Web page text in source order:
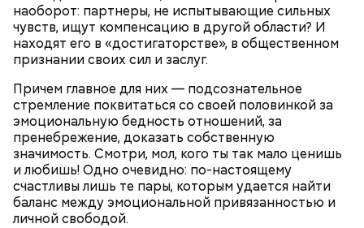
наоборот: партнеры, не испытывающие сильных
чувств, ищут компенсацию в другой области? И
находят его в «достигаторстве», в общественном
признании своих сил и заслуг.
Причем главное для них — подсознательное
стремление поквитаться со своей половинкой за
эмоциональную бедность отношений, за
пренебрежение, доказать собственную
значимость. Смотри, мол, кого ты так мало ценишь
и любишь! Одно очевидно: по-настоящему
счастливы лишь те пары, которым удается найти
баланс между эмоциональной привязанностью и
личной свободой.
День малины со сливками
беременным, кормящим женщинам;
людям с ослабленной иммунной системой;
пожилым;
детям.